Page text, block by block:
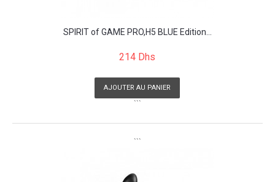
SPIRIT of GAME PRO,H5 BLUE Edition...
214 Dhs
AJOUTER AU PANIER
```
```